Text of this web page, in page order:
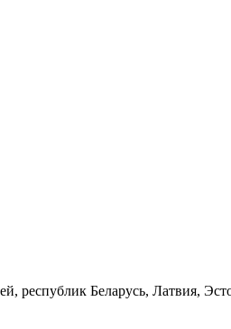
республик Беларусь, Латвия,